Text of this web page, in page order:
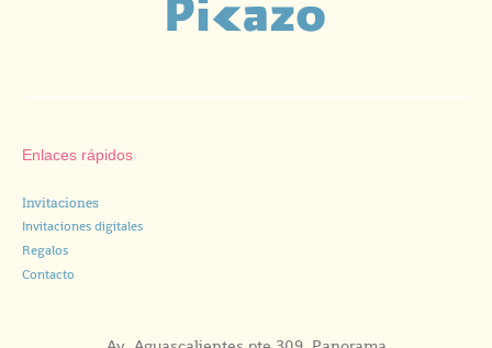
Enlaces rápidos
Invitaciones
Invitaciones digitales
Regalos
Contacto